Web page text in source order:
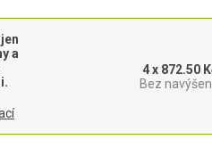
a
4 x 872.50
Bez